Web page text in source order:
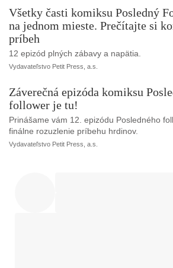
Všetky časti komiksu Posledný
na jednom mieste. Prečítajte si
príbeh
12 epizód plných zábavy a napätia.
Vydavateľstvo Petit Press, a.s.
Záverečná epizóda komiksu
follower je tu!
Prinášame vám 12. epizódu Posledného
finálne rozuzlenie príbehu hrdinov.
Vydavateľstvo Petit Press, a.s.